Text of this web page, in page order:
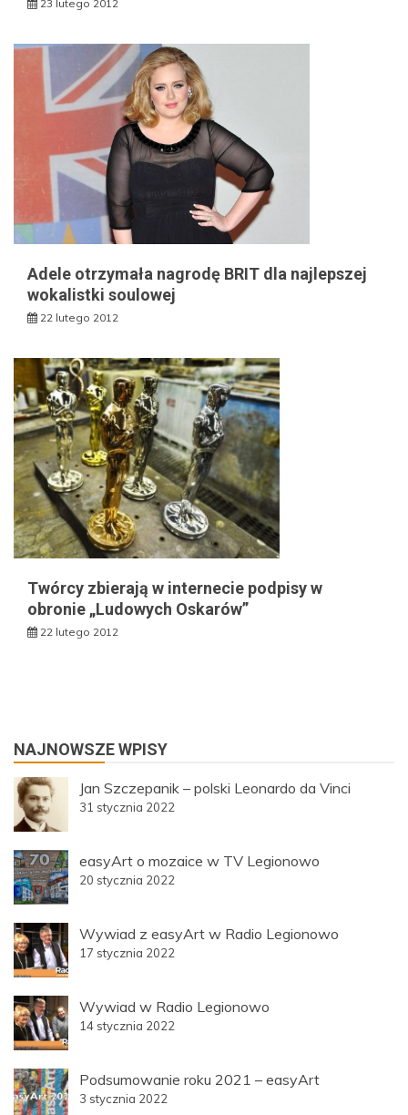
23 lutego 2012
Adele otrzymała nagrodę BRIT dla najlepszej
wokalistki soulowej
22 lutego 2012
Twórcy zbierają w internecie podpisy w
obronie „Ludowych Oskarów”
22 lutego 2012
NAJNOWSZE WPISY
Jan Szczepanik – polski Leonardo da Vinci
31 stycznia 2022
easyArt o mozaice w TV Legionowo
20 stycznia 2022
Wywiad z easyArt w Radio Legionowo
17 stycznia 2022
Wywiad w Radio Legionowo
14 stycznia 2022
Podsumowanie roku 2021 – easyArt
3 stycznia 2022